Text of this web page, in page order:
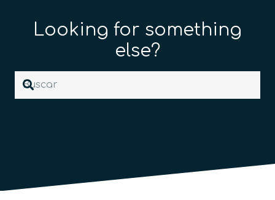
Looking for something
else?